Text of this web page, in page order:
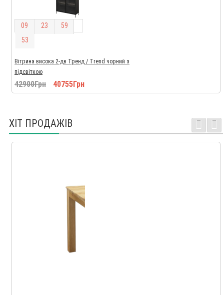
09 23 59
52
Вітрина висока 2-дв Тренд / Trend чорний з
підсвіткою
42900Грн 40755Грн
ХІТ ПРОДАЖІВ